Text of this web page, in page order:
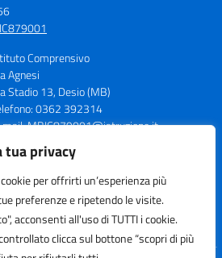
tua privacy
per offrirti un’esperienza più
preferenze e ripetendo le visite.
acconsenti all'uso di TUTTI i cookie.
clicca sul bottone “scopri di più
Comprensivo
Agnesi
Stadio 13, Desio (MB)
0362 392314
MBIC879001@istruzione.it
MBIC879001@pec.istruzione.it
MBIC879001